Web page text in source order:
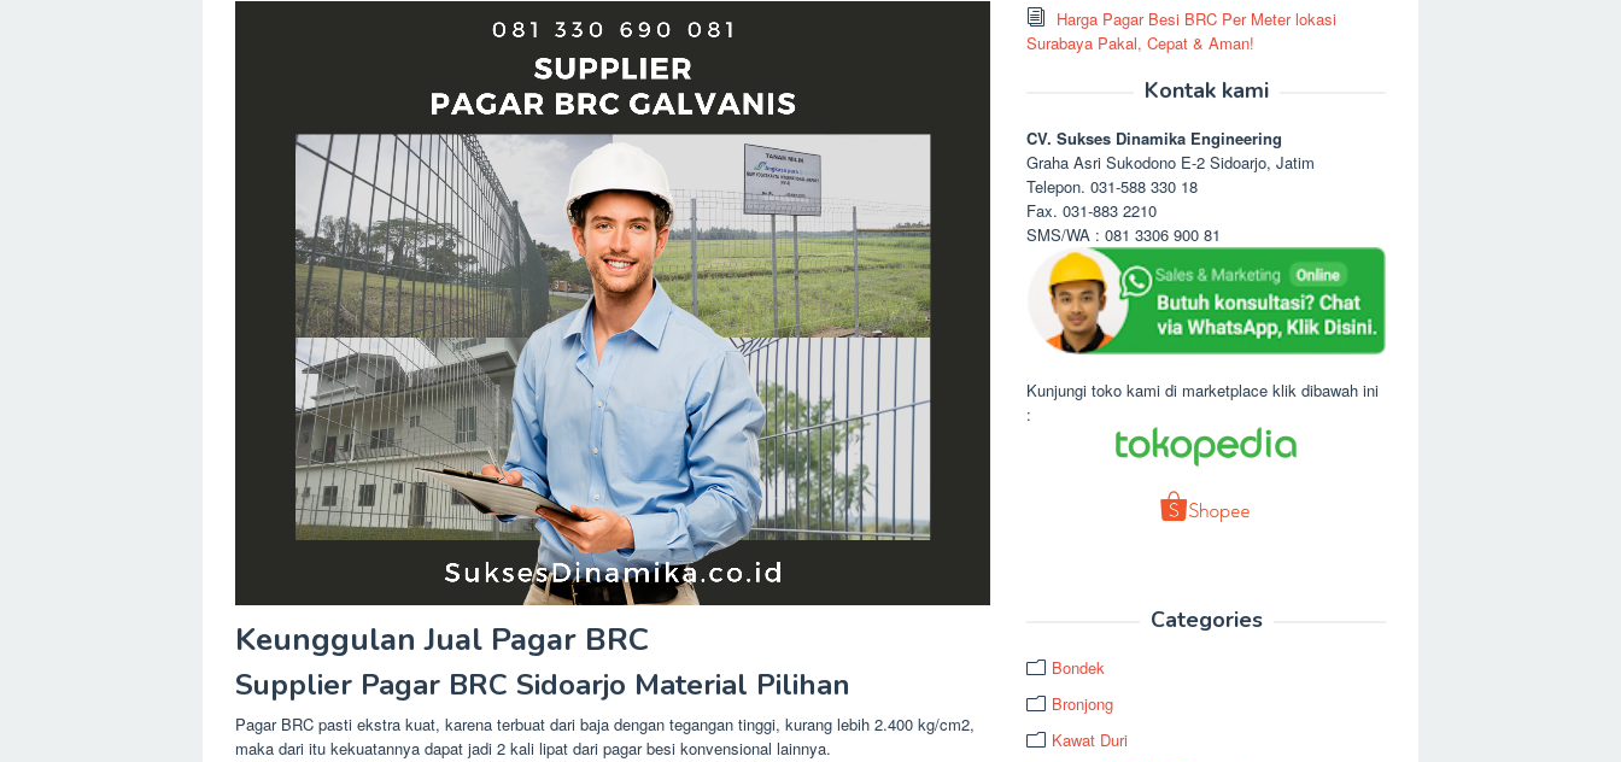
Keunggulan Jual Pagar BRC
Supplier Pagar BRC Sidoarjo Material Pilihan
Pagar BRC pasti ekstra kuat, karena terbuat dari baja dengan tegangan tinggi, kurang lebih 2.400 kg/cm2,
maka dari itu kekuatannya dapat jadi 2 kali lipat dari pagar besi konvensional lainnya.
Harga Pagar Besi BRC Per Meter lokasi
Surabaya Pakal, Cepat & Aman!
Kontak kami
CV. Sukses Dinamika Engineering
Graha Asri Sukodono E-2 Sidoarjo, Jatim
Telepon. 031-588 330 18
Fax. 031-883 2210
SMS/WA : 081 3306 900 81
Kunjungi toko kami di marketplace klik dibawah ini
:
Categories
Bondek
Bronjong
Kawat Duri